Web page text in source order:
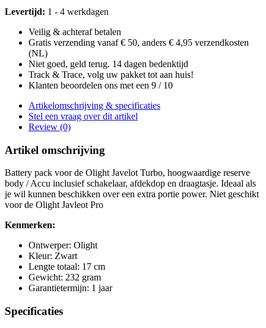
Levertijd: 1 - 4 werkdagen
Veilig & achteraf betalen
Gratis verzending vanaf € 50, anders € 4,95 verzendkosten
(NL)
Niet goed, geld terug. 14 dagen bedenktijd
Track & Trace, volg uw pakket tot aan huis!
Klanten beoordelen ons met een 9 / 10
Artikelomschrijving & specificaties
Stel een vraag over dit artikel
Review (0)
Artikel omschrijving
Battery pack voor de Olight Javelot Turbo, hoogwaardige reserve
body / Accu inclusief schakelaar, afdekdop en draagtasje. Ideaal als
je wil kunnen beschikken over een extra portie power. Niet geschikt
voor de Olight Javleot Pro
Kenmerken:
Ontwerper: Olight
Kleur: Zwart
Lengte totaal: 17 cm
Gewicht: 232 gram
Garantietermijn: 1 jaar
Specificaties